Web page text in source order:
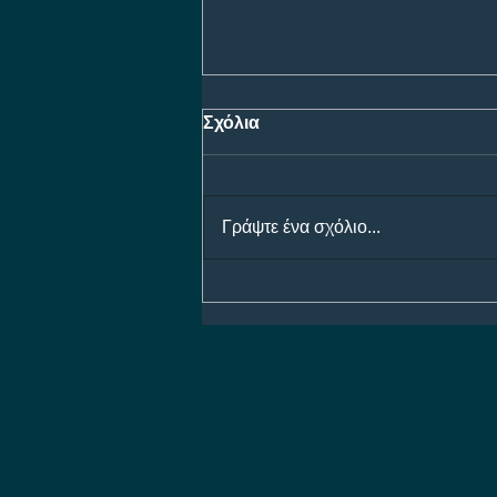
Σχόλια
Γράψτε ένα σχόλιο...